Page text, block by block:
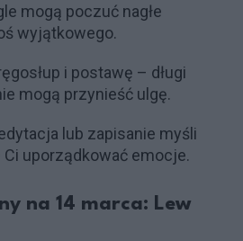
mogą poczuć nagłe
wyjątkowego.
i postawę – długi
mogą przynieść ulgę.
lub zapisanie myśli
uporządkować emocje.
na 14 marca: Lew